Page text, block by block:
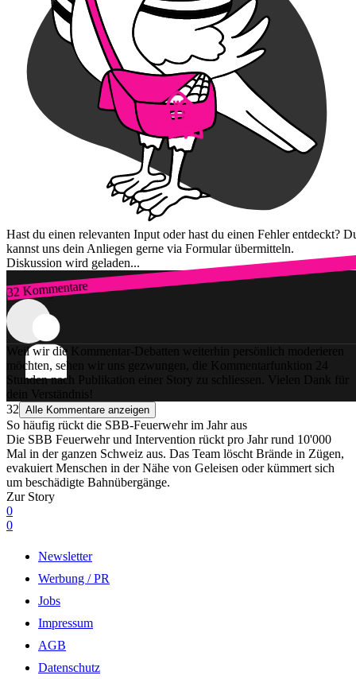
Hast du einen relevanten Input oder hast du einen Fehler entdeckt?
kannst uns dein Anliegen gerne via Formular übermitteln.
Diskussion wird geladen...
32 Kommentare
Zum Login
Weil wir die Kommentar-Debatten weiterhin persönlich moderieren
möchten, sehen wir uns gezwungen, die Kommentarfunktion 24
Stunden nach Publikation einer Story zu schliessen. Vielen Dank für
dein Verständnis!
32 Alle Kommentare anzeigen
So häufig rückt die SBB-Feuerwehr im Jahr aus
Die SBB Feuerwehr und Intervention rückt pro Jahr rund 10'000
Mal in der ganzen Schweiz aus. Das Team löscht Brände in Zügen,
evakuiert Menschen in der Nähe von Geleisen oder kümmert sich
um beschädigte Bahnübergänge.
Zur Story
0
0
Newsletter
Werbung / PR
Jobs
Impressum
AGB
Datenschutz